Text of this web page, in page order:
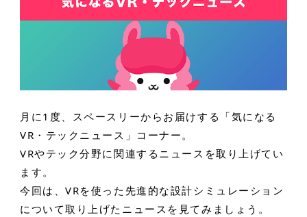
月に1度、スペースリーからお届けする「気になる
VR・テックニュース」コーナー。
VRやテック分野に関連するニュースを取り上げてい
ます。
今回は、VRを使った先進的な設計シミュレーション
について取り上げたニュースを見てみましょう。